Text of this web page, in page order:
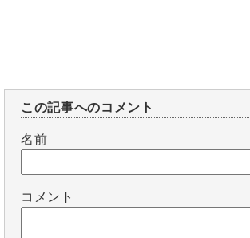
この記事へのコメント
名前
コメント